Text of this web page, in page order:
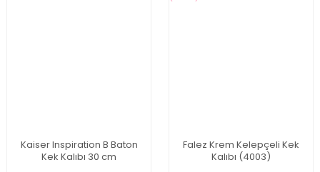
Kaiser Inspiration B Baton
Kek Kalıbı 30 cm
Falez Krem Kelepçeli Kek
Kalıbı (4003)